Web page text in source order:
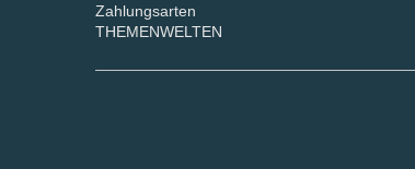
Zahlungsarten
THEMENWELTEN